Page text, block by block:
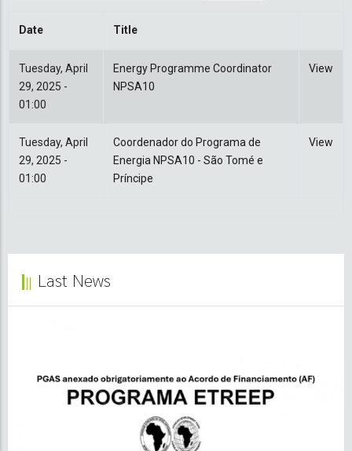
Date Title
Tuesday, April
29, 2025 -
01:00
Energy Programme Coordinator
NPSA10
View
Tuesday, April
29, 2025 -
01:00
Coordenador do Programa de
Energia NPSA10 - São Tomé e
Príncipe
View
Last News